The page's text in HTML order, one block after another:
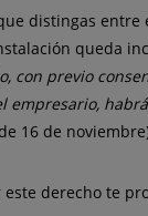
distingas
queda
con previo
empresario,
16 de
derecho te